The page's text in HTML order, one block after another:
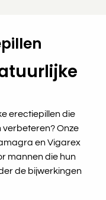
erectiepillen die
verbeteren? Onze
en Vigarex
mannen die hun
de bijwerkingen